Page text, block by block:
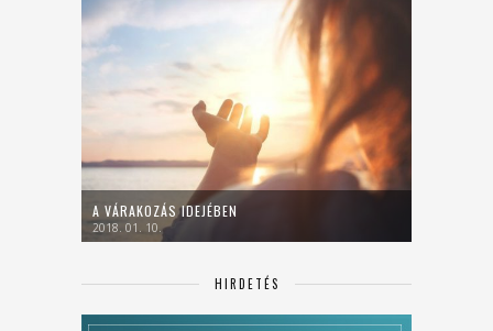
A VÁRAKOZÁS IDEJÉBEN
2018. 01. 10.
HIRDETÉS